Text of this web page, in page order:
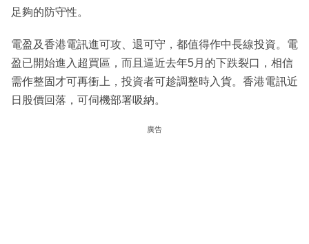
足夠的防守性。
電盈及香港電訊進可攻、退可守，都值得作中長線投資。電
盈已開始進入超買區，而且逼近去年5月的下跌裂口，相信
需作整固才可再衝上，投資者可趁調整時入貨。香港電訊近
日股價回落，可伺機部署吸納。
廣告